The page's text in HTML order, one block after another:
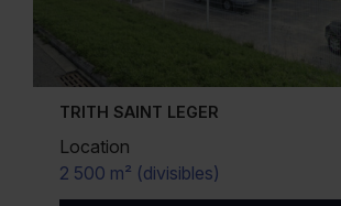
HALLUIN
Vente/Location
2 640 m²